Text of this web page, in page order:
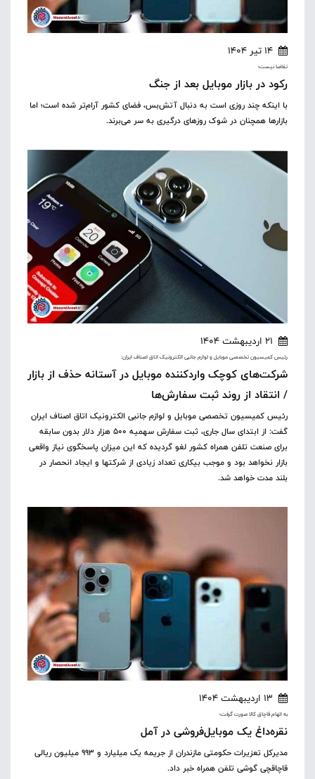
14 تیر 1404
تقاضا نیست؛
رکود در بازار موبایل بعد از جنگ
با اینکه چند روزی است به دنبال آتش‌بس، فضای کشور آرام‌تر شده است؛ اما
بازارها همچنان در شوک روزهای درگیری به سر می‌برند.
21 اردیبهشت 1404
رئیس کمیسیون تخصصی موبایل و لوازم جانبی الکترونیک اتاق اصناف ایران:
شرکت‌های کوچک واردکننده موبایل در آستانه حذف از بازار
/ انتقاد از روند ثبت سفارش‌ها
رئیس کمیسیون تخصصی موبایل و لوازم جانبی الکترونیک اتاق اصناف ایران
گفت: از ابتدای سال جاری، ثبت سفارش سهمیه ۵۰۰ هزار دلار بدون سابقه
برای صنعت تلفن همراه کشور لغو گردیده که این میزان پاسخگوی نیاز واقعی
بازار نخواهد بود و موجب بیکاری تعداد زیادی از شرکتها و ایجاد انحصار در
بلند مدت خواهد شد.
13 اردیبهشت 1404
به اتهام قاچاق کالا صورت گرفت؛
نقره‌داغ یک موبایل‌فروشی در آمل
مدیرکل تعزیرات حکومتی مازندران از جریمه یک میلیارد و ۹۹۳ میلیون ریالی
قاچاقچی گوشی تلفن همراه خبر داد.